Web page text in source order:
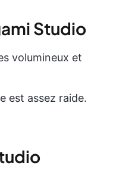
Studio
volumineux et
est assez raide.